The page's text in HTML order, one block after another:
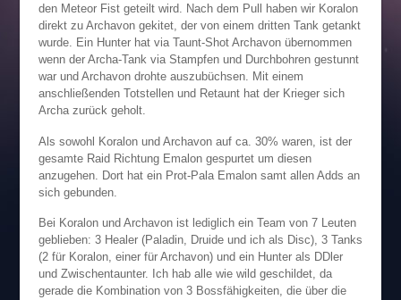
den Meteor Fist geteilt wird. Nach dem Pull haben wir Koralon
direkt zu Archavon gekitet, der von einem dritten Tank getankt
wurde. Ein Hunter hat via Taunt-Shot Archavon übernommen
wenn der Archa-Tank via Stampfen und Durchbohren gestunnt
war und Archavon drohte auszubüchsen. Mit einem
anschließenden Totstellen und Retaunt hat der Krieger sich
Archa zurück geholt.
Als sowohl Koralon und Archavon auf ca. 30% waren, ist der
gesamte Raid Richtung Emalon gespurtet um diesen
anzugehen. Dort hat ein Prot-Pala Emalon samt allen Adds an
sich gebunden.
Bei Koralon und Archavon ist lediglich ein Team von 7 Leuten
geblieben: 3 Healer (Paladin, Druide und ich als Disc), 3 Tanks
(2 für Koralon, einer für Archavon) und ein Hunter als DDler
und Zwischentaunter. Ich hab alle wie wild geschildet, da
gerade die Kombination von 3 Bossfähigkeiten, die über die